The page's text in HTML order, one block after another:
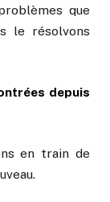
que
le résolvons
depuis
en train de